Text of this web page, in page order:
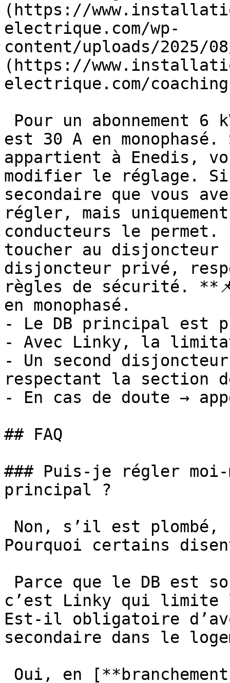
(https://
electrique.com/wp-
content/uploads/2025/
(https://
electrique.com/
est 30 A en
appartient à Enedis,
modifier le réglage.
secondaire que vous
régler, mais
conducteurs le permet.
toucher au disjoncteur
disjoncteur privé,
règles de sécurité.
en monophasé.
- Le DB principal est
- Avec Linky, la
- Un second
respectant la section
- En cas de doute →
## FAQ
### Puis-je régler moi-
principal ?
Pourquoi certains
c’est Linky qui limite
Est-il obligatoire
secondaire dans le